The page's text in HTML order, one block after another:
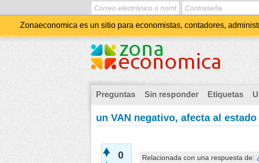
Zonaeconomica es un sitio para economistas, contadores,
Preguntas Sin responder Etiquetas
un VAN negativo, afecta al
0 Relacionada con una respuesta de: